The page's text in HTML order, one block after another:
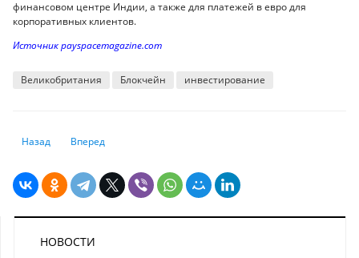
финансовом центре Индии, а также для платежей в евро для
корпоративных клиентов.
Источник payspacemagazine.com
Великобритания Блокчейн инвестирование
Предыдущий: Биткоин закончил зависеть от денежно-кредитной
Назад Следующий: Что такое токены эластичного предложения
Вперед
НОВОСТИ